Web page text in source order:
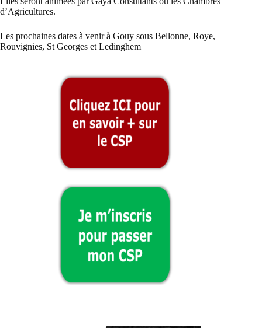
d’Agricultures.
Les prochaines dates à venir à Gouy sous Bellonne, Roye,
Rouvignies, St Georges et Ledinghem